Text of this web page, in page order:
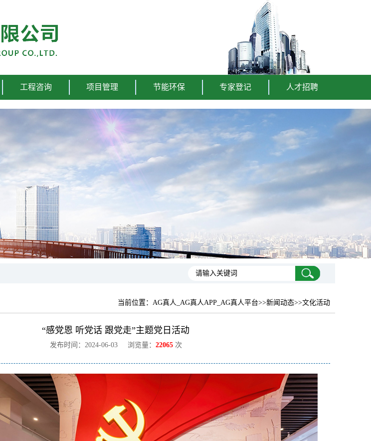
工程咨询 项目管理 节能环保 专家登记 人才招聘
当前位置： AG真人_AG真人APP_AG真人平台>>新闻动态>>文化活动
“感党恩 听党话 跟党走”主题党日活动
发布时间：2024-06-03 浏览量： 22065次